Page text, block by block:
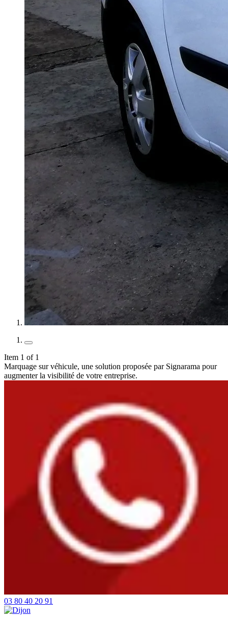
Item 1 of 1
Marquage sur véhicule, une solution proposée par Signarama pour
augmenter la visibilité de votre entreprise.
03 80 40 20 91